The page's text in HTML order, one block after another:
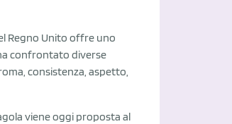
Regno Unito offre uno
confrontato diverse
consistenza, aspetto,
viene oggi proposta al